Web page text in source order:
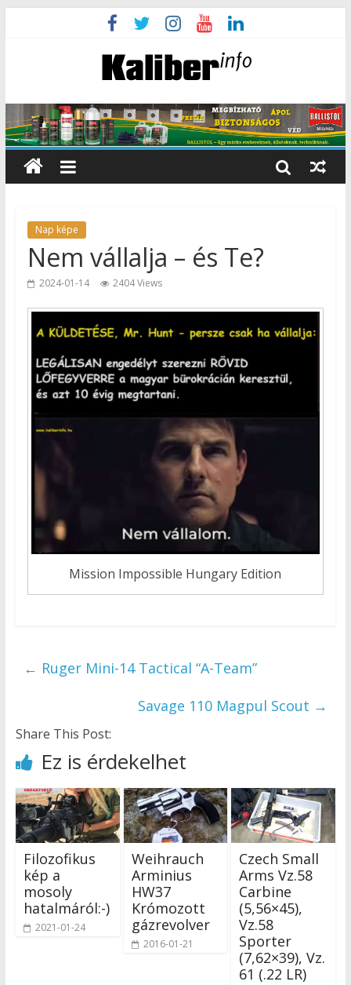
Nap képe
Nem vállalja – és Te?
2024-01-14 2404 Views
Mission Impossible Hungary Edition
← Ruger Mini-14 Tactical “A-Team”
Savage 110 Magpul Scout →
Share This Post:
Ez is érdekelhet
Filozofikus
kép a
mosoly
hatalmáról:-)
2021-01-24
Weihrauch
Arminius
HW37
Krómozott
gázrevolver
2016-01-21
Czech Small
Arms Vz.58
Carbine
(5,56×45),
Vz.58
Sporter
(7,62×39), Vz.
61 (.22 LR)